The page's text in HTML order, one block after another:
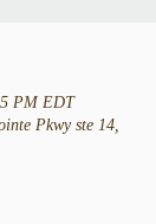
PM EDT
Pkwy ste 14,